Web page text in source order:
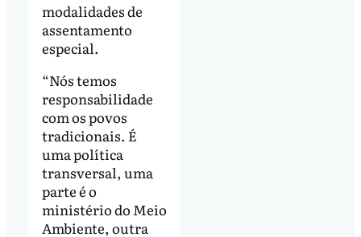
modalidades de
assentamento
especial.
“Nós temos
responsabilidade
com os povos
tradicionais. É
uma política
transversal, uma
parte é o
ministério do Meio
Ambiente, outra